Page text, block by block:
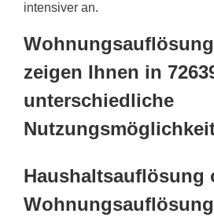
intensiver an.
zeigen Ihnen in
unterschiedliche
Haushaltsauflösung